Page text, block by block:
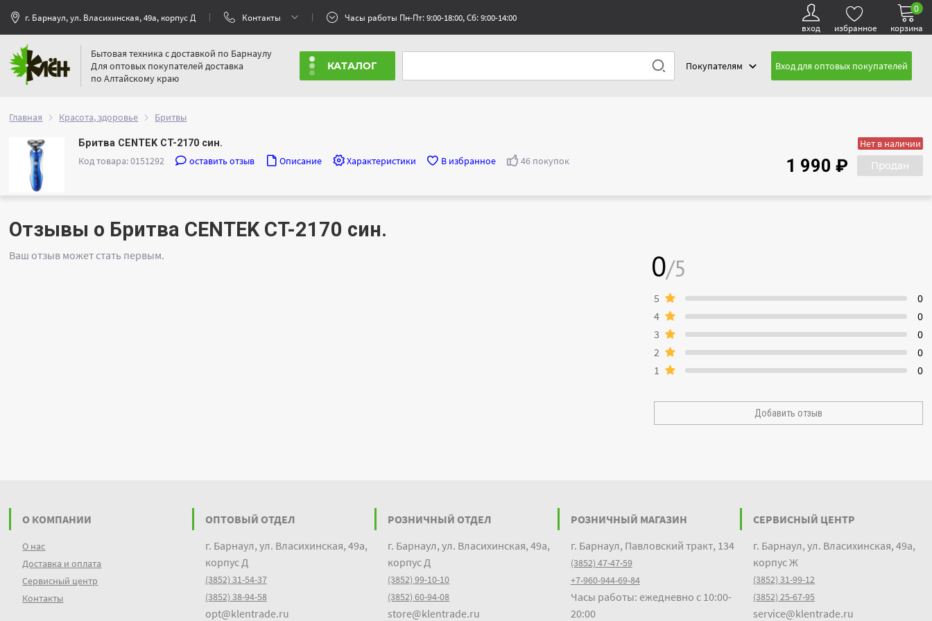
г. Барнаул, ул. Власихинская, 49а, корпус Д Контакты Часы работы Пн-Пт: 9:00-18:00, Сб: 9:00-14:00
вход избранное корзина
0
Бытовая техника с доставкой по Барнаулу
Для оптовых покупателей доставка
по Алтайскому краю
КАТАЛОГ Покупателям Вход для оптовых покупателей
Главная Красота, здоровье Бритвы
Бритва CENTEK CT-2170 син.
Код товара: 0151292 оставить отзыв Описание Характеристики В избранное 46 покупок
Нет в наличии
1 990 ₽ Продан
Отзывы о Бритва CENTEK CT-2170 син.
Ваш отзыв может стать первым. 0/5
5
0
4
0
3
0
2
0
1
0
Добавить отзыв
О КОМПАНИИ
О нас
Доставка и оплата
Сервисный центр
Контакты
ОПТОВЫЙ ОТДЕЛ
г. Барнаул, ул. Власихинская, 49а,
корпус Д
(3852) 31-54-37
(3852) 38-94-58
opt@klentrade.ru
РОЗНИЧНЫЙ ОТДЕЛ
г. Барнаул, ул. Власихинская, 49а,
корпус Д
(3852) 99-10-10
(3852) 60-94-08
store@klentrade.ru
РОЗНИЧНЫЙ МАГАЗИН
г. Барнаул, Павловский тракт, 134
(3852) 47-47-59
+7-960-944-69-84
Часы работы: ежедневно с 10:00-
20:00
СЕРВИСНЫЙ ЦЕНТР
г. Барнаул, ул. Власихинская, 49а,
корпус Ж
(3852) 31-99-12
(3852) 25-67-95
service@klentrade.ru